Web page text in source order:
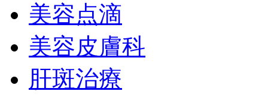
美容点滴
美容皮膚科
肝斑治療